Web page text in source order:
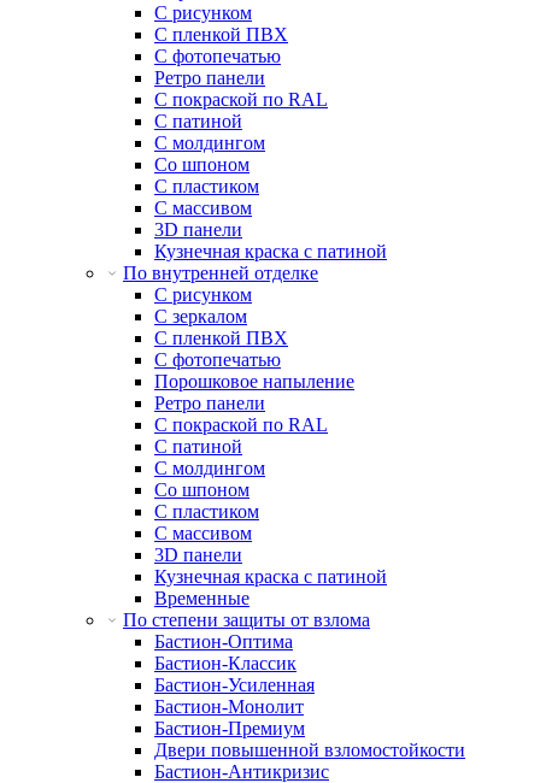
С рисунком
С пленкой ПВХ
С фотопечатью
Ретро панели
С покраской по RAL
С патиной
С молдингом
Со шпоном
С пластиком
С массивом
3D панели
Кузнечная краска с патиной
По внутренней отделке
С рисунком
С зеркалом
С пленкой ПВХ
С фотопечатью
Порошковое напыление
Ретро панели
С покраской по RAL
С патиной
С молдингом
Со шпоном
С пластиком
С массивом
3D панели
Кузнечная краска с патиной
Временные
По степени защиты от взлома
Бастион-Оптима
Бастион-Классик
Бастион-Усиленная
Бастион-Монолит
Бастион-Премиум
Двери повышенной взломостойкости
Бастион-Антикризис